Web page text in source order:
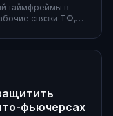
таймфреймы в
связки ТФ,
фьючерсах